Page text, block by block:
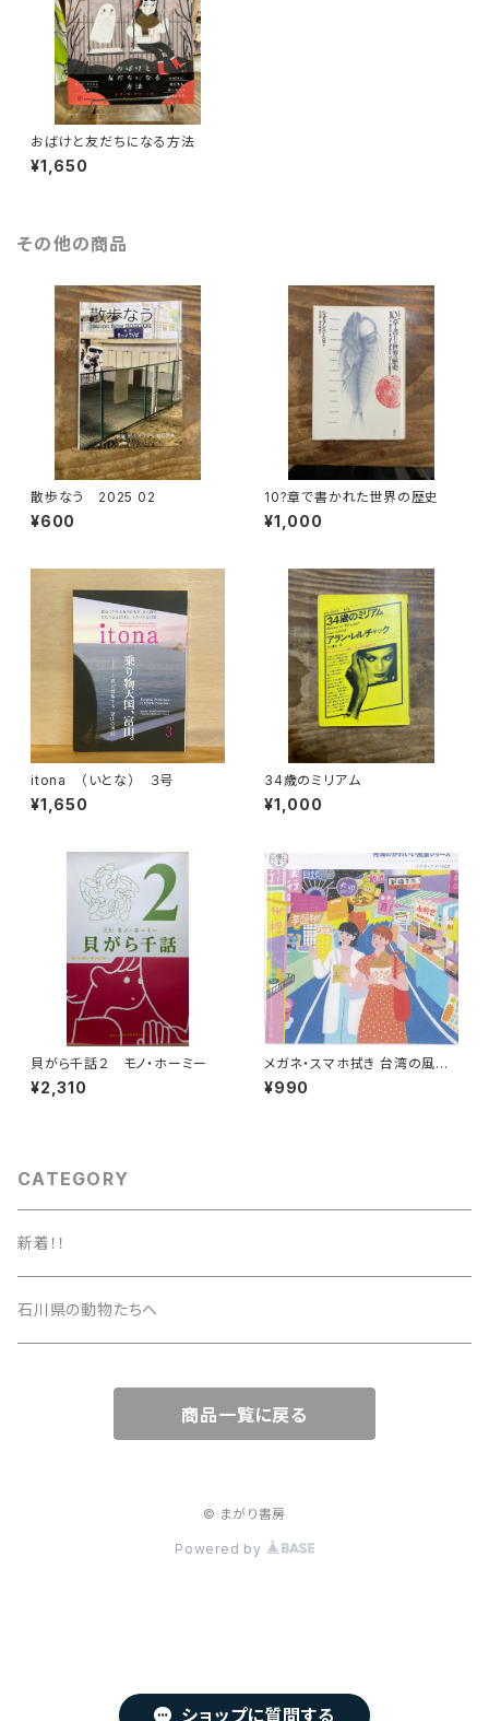
ショップに質問する
おばけと友だちになる方法
¥1,650
その他の商品
散歩なう 2025 02
¥600
10?章で書かれた世界の歴史
¥1,000
itona （いとな） ３号
¥1,650
34歳のミリアム
¥1,000
貝がら千話２ モノ・ホーミー
¥2,310
メガネ・スマホ拭き 台湾の風景
（ナイトマーケット）
¥990
CATEGORY
新着！！
石川県の動物たちへ
商品一覧に戻る
© まがり書房
Powered by